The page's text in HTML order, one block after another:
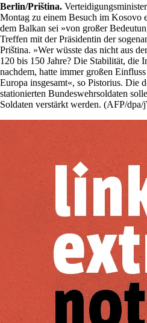
Berlin/Priština.
Montag zu einem Besuch im Kosovo
dem Balkan sei »von großer
Treffen mit der Präsidentin der
Priština. »Wer wüsste das nicht aus
120 bis 150 Jahre? Die Stabilität, die
nachdem, hatte immer großen
Europa insgesamt«, so Pistorius. Die
stationierten Bundeswehrsoldaten
Soldaten verstärkt werden. (AFP/dpa/